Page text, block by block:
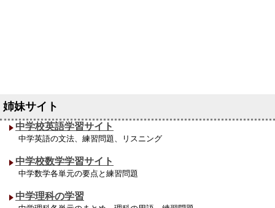
中学校英語学習サイト
中学英語の文法、練習問題、リスニング
中学校数学学習サイト
中学数学各単元の要点と練習問題
中学理科の学習